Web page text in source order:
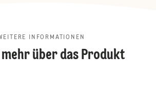
INFORMATIONEN
über das Produkt